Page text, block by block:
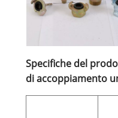
Specifiche del
di accoppiamento